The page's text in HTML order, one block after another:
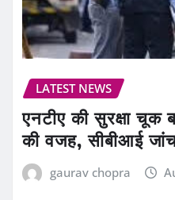
LATEST NEWS
एनटीए की सुरक्षा चूक
की वजह, सीबीआई
gaurav chopra